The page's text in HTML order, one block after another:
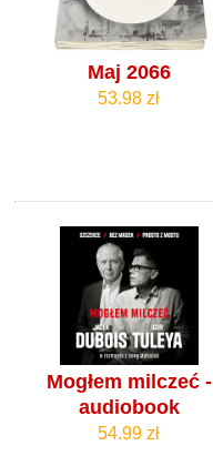
Maj 2066
53.98 zł
Mogłem milczeć -
audiobook
54.99 zł